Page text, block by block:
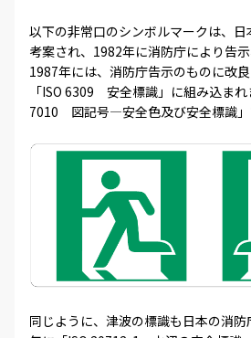
以下の非常口のシンボルマークは、
考案され、1982年に消防庁により告示
1987年には、消防庁告示のものに改
「ISO 6309 安全標識」に組み込ま
7010 図記号―安全色及び安全標識」
同じように、津波の標識も日本の消